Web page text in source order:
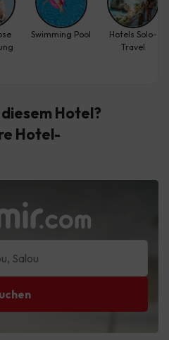
Swimming Pool
Hotels Solo-
Travel
Hotel?
Hotel-